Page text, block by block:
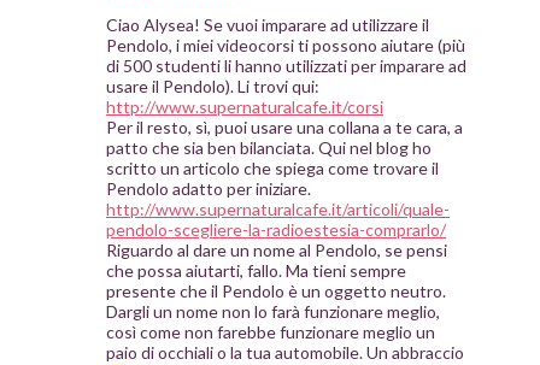
Ciao Alysea! Se vuoi imparare ad utilizzare il
Pendolo, i miei videocorsi ti possono aiutare (più
di 500 studenti li hanno utilizzati per imparare ad
usare il Pendolo). Li trovi qui:
http://www.supernaturalcafe.it/corsi
Per il resto, sì, puoi usare una collana a te cara, a
patto che sia ben bilanciata. Qui nel blog ho
scritto un articolo che spiega come trovare il
Pendolo adatto per iniziare.
http://www.supernaturalcafe.it/articoli/quale-
pendolo-scegliere-la-radioestesia-comprarlo/
Riguardo al dare un nome al Pendolo, se pensi
che possa aiutarti, fallo. Ma tieni sempre
presente che il Pendolo è un oggetto neutro.
Dargli un nome non lo farà funzionare meglio,
così come non farebbe funzionare meglio un
paio di occhiali o la tua automobile. Un abbraccio